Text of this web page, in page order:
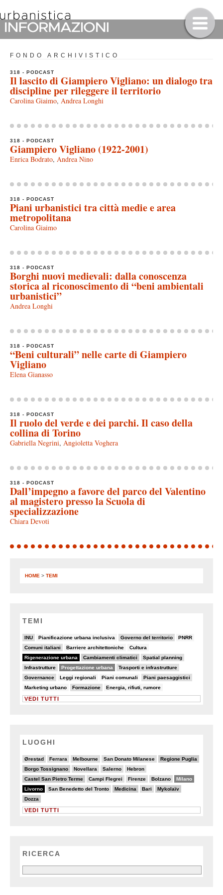
FONDO ARCHIVISTICO
318 - PODCAST
Il lascito di Giampiero Vigliano: un dialogo tra
discipline per rileggere il territorio
Carolina Giaimo, Andrea Longhi
318 - PODCAST
Giampiero Vigliano (1922-2001)
Enrica Bodrato, Andrea Nino
318 - PODCAST
Piani urbanistici tra città medie e area
metropolitana
Carolina Giaimo
318 - PODCAST
Borghi nuovi medievali: dalla conoscenza
storica al riconoscimento di “beni ambientali
urbanistici”
Andrea Longhi
318 - PODCAST
“Beni culturali” nelle carte di Giampiero
Vigliano
Elena Gianasso
318 - PODCAST
Il ruolo del verde e dei parchi. Il caso della
collina di Torino
Gabriella Negrini, Angioletta Voghera
318 - PODCAST
Dall’impegno a favore del parco del Valentino
al magistero presso la Scuola di
specializzazione
Chiara Devoti
HOME > TEMI
TEMI
INU
22/82 Pianificazione urbana inclusiva
5/82 Governo del territorio
19/82 PNRR
7/82
Comuni italiani
18/82 Barriere architettoniche
7/82 Cultura
7/82
Rigenerazione urbana
82/82 Cambiamenti climatici
25/82 Spatial planning
9/82
Infrastrutture
15/82 Progettazione urbana
50/82 Trasporti e infrastrutture
15/82
Governance
18/82 Leggi regionali
5/82 Piani comunali
7/82 Piani paesaggistici
10/82
Marketing urbano
5/82 Formazione
9/82 Energia, rifiuti, rumore
6/82
VEDI TUTTI
LUOGHI
Ørestad
4/20 Ferrara
2/20 Melbourne
5/20 San Donato Milanese
3/20 Regione Puglia
7/20
Borgo Tossignano
6/20 Novellara
4/20 Salerno
4/20 Hebron
2/20
Castel San Pietro Terme
6/20 Campi Flegrei
3/20 Firenze
2/20 Bolzano
4/20 Milano
13/20
Livorno
20/20 San Benedetto del Tronto
3/20 Medicina
6/20 Bari
5/20 Mykolaïv
7/20
Dozza
6/20
VEDI TUTTI
RICERCA